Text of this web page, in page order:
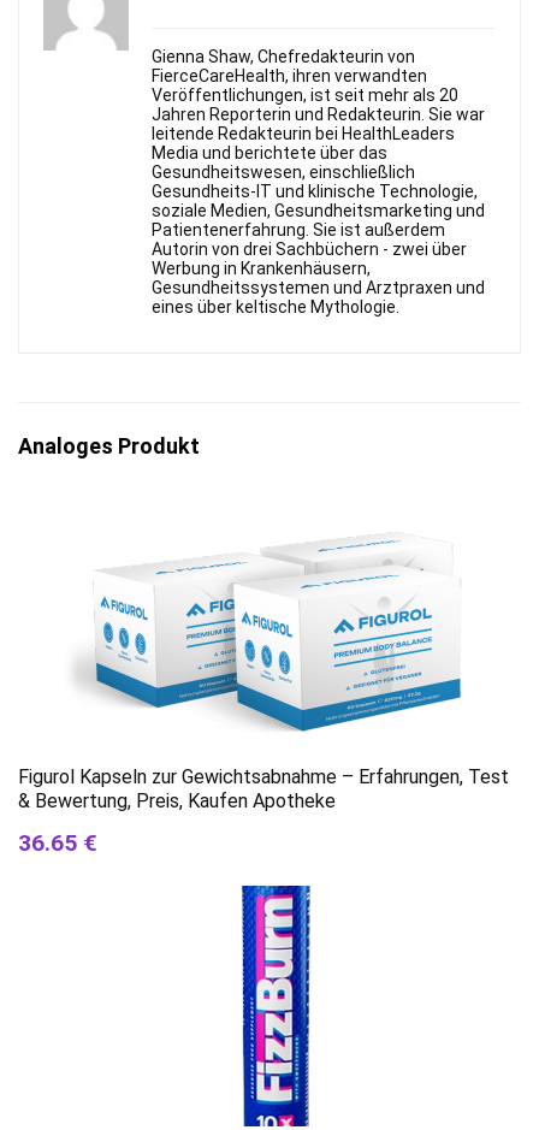
Gienna Shaw, Chefredakteurin von
FierceСareHealth, ihren verwandten
Veröffentlichungen, ist seit mehr als 20
Jahren Reporterin und Redakteurin. Sie war
leitende Redakteurin bei HealthLeaders
Media und berichtete über das
Gesundheitswesen, einschließlich
Gesundheits-IT und klinische Technologie,
soziale Medien, Gesundheitsmarketing und
Patientenerfahrung. Sie ist außerdem
Autorin von drei Sachbüchern - zwei über
Werbung in Krankenhäusern,
Gesundheitssystemen und Arztpraxen und
eines über keltische Mythologie.
Analoges Produkt
Figurol Kapseln zur Gewichtsabnahme – Erfahrungen, Test
& Bewertung, Preis, Kaufen Apotheke
36.65 €